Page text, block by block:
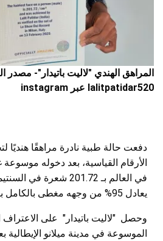
المراهق الهندي "لاليت باتيدار"-
lalitpatidar520 عبر instagram
دفعت حالة طبية نادرة مراهقًا هنديًا
الأرقام القياسية، بعد دخوله
في العالم بـ 201.72
يعادل 95% من وجهه مغطى بالكامل بالشعر.
وحصل "لاليت باتيدار" على
الموسوعة في مدينة ميلانو